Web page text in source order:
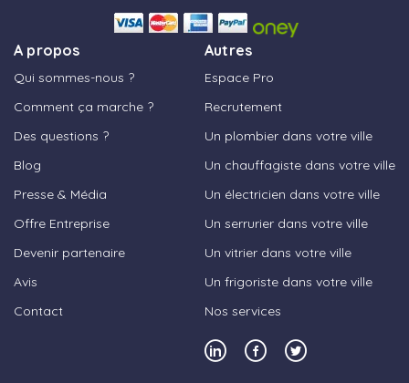
A propos
Qui sommes-nous ?
Comment ça marche ?
Des questions ?
Blog
Presse & Média
Offre Entreprise
Devenir partenaire
Avis
Contact
Autres
Espace Pro
Recrutement
Un plombier dans votre ville
Un chauffagiste dans votre ville
Un électricien dans votre ville
Un serrurier dans votre ville
Un vitrier dans votre ville
Un frigoriste dans votre ville
Nos services